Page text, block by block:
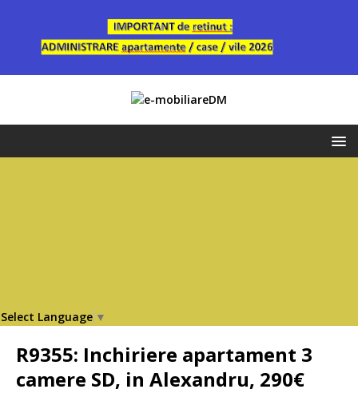
Select Language ▼
R9355: Inchiriere apartament 3
camere SD, in Alexandru, 290€